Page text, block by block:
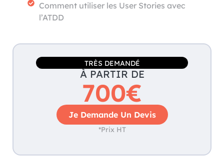
Comment utiliser les User Stories avec
l’ATDD
TRÈS DEMANDÉ
À PARTIR DE
700€
Je Demande Un Devis
*Prix HT